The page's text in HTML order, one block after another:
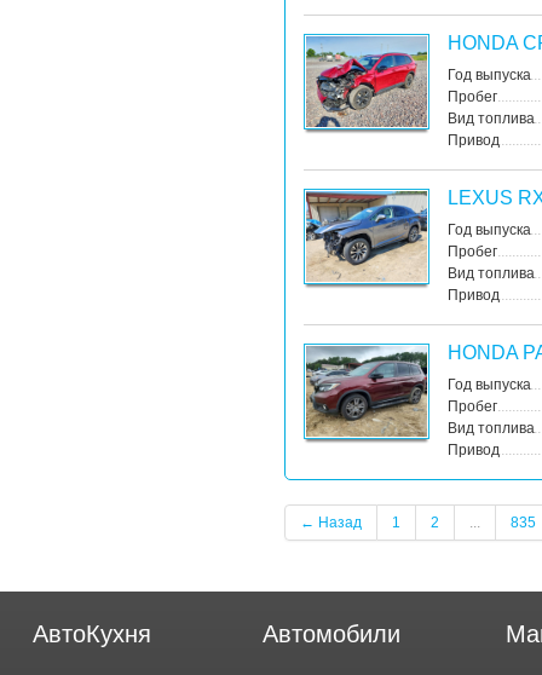
HONDA
Год выпуска
Пробег
Вид топлива
Привод
LEXUS
Год выпуска
Пробег
Вид топлива
Привод
HONDA
Год выпуска
Пробег
Вид топлива
Привод
← Назад 1 2 ... 835
АвтоКухня Автомобили